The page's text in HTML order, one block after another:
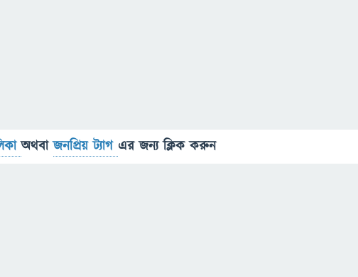
অথবাজনপ্রিয় ট্যাগ এর জন্য ক্লিক করুন